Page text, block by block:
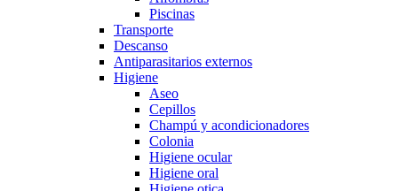
Piscinas
Transporte
Descanso
Antiparasitarios externos
Higiene
Aseo
Cepillos
Champú y acondicionadores
Colonia
Higiene ocular
Higiene oral